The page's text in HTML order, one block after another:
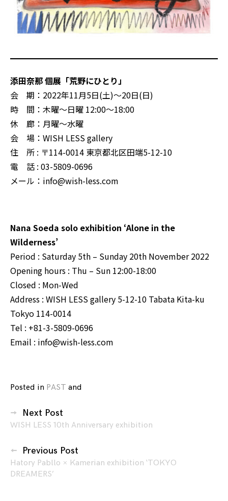
添田奈那 個展「荒野にひとり」
会 期：2022年11月5日(土)～20日(日)
時 間：木曜～日曜 12:00～18:00
休 廊：月曜～水曜
会 場：WISH LESS gallery
住 所 : 〒114-0014 東京都北区田端5-12-10
電 話 : 03-5809-0696
メール：info@wish-less.com
Nana Soeda solo exhibition ‘Alone in the
Wilderness’
Period : Saturday 5th – Sunday 20th November 2022
Opening hours : Thu – Sun 12:00-18:00
Closed : Mon-Wed
Address : WISH LESS gallery 5-12-10 Tabata Kita-ku
Tokyo 114-0014
Tel : +81-3-5809-0696
Email : info@wish-less.com
Posted in PAST and
WISH
田
投
稿
ビ
ゲ
ー
Next Post
WISH LESS 10th Anniversary exhibition
Previous Post
Hatory Pabllo × Kamerian exhibition ‘TOKYO
DREAMERS’